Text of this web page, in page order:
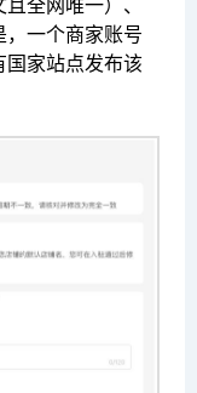
一个商家账号
家站点发布该